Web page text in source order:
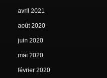
avril 2021
août 2020
juin 2020
mai 2020
février 2020